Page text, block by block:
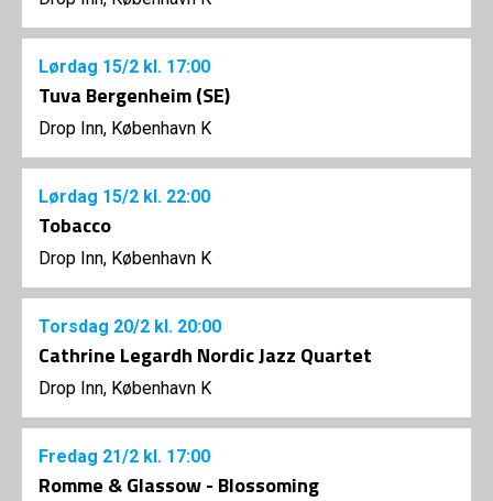
Lørdag 15/2 kl. 17:00
Tuva Bergenheim (SE)
Drop Inn, København K
Lørdag 15/2 kl. 22:00
Tobacco
Drop Inn, København K
Torsdag 20/2 kl. 20:00
Cathrine Legardh Nordic Jazz Quartet
Drop Inn, København K
Fredag 21/2 kl. 17:00
Romme & Glassow - Blossoming